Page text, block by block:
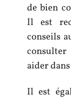
de bien
Il est
conseils
aider
Il est